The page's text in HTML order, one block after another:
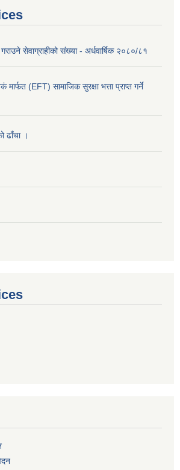
सेवाग्राहीको संख्या - अर्धवार्षिक २०८०/८१
(EFT) सामाजिक सुरक्षा भत्ता प्राप्त गर्ने
ढाँचा ।